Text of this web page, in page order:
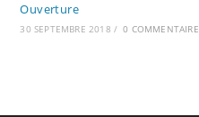
Ouverture
30 SEPTEMBRE 2018 / 0 COMMENTAIRE